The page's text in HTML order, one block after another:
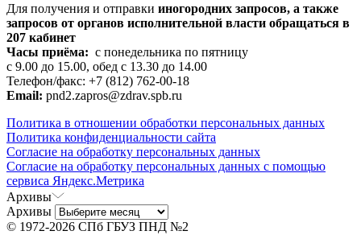
Для получения и отправки иногородних запросов, а также
запросов от органов исполнительной власти обращаться в
207 кабинет
Часы приёма: с понедельника по пятницу
с 9.00 до 15.00, обед с 13.30 до 14.00
Телефон/факс: +7 (812) 762-00-18
Email: pnd2.zapros@zdrav.spb.ru
Политика в отношении обработки персональных данных
Политика конфиденциальности сайта
Согласие на обработку персональных данных
Согласие на обработку персональных данных с помощью
сервиса Яндекс.Метрика
Архивы
Архивы
© 1972-2026 СПб ГБУЗ ПНД №2